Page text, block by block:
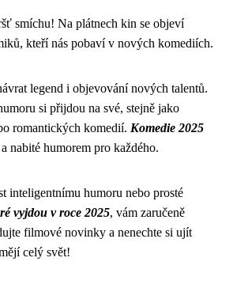
smíchu! Na plátnech kin se objeví
kteří nás pobaví v nových komediích.
legend i objevování nových talentů.
si přijdou na své, stejně jako
romantických komedií. Komedie 2025
nabité humorem pro každého.
inteligentnímu humoru nebo prosté
vyjdou v roce 2025, vám zaručeně
filmové novinky a nenechte si ujít
celý svět!